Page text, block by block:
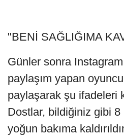
"BENİ SAĞLIĞIMA
Günler sonra
paylaşım yapan
paylaşarak şu ifadeleri
Dostlar, bildiğiniz gibi 8
yoğun bakıma